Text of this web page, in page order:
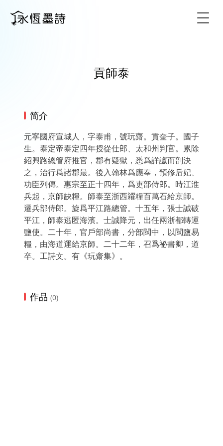
貢師泰
简介
元寧國府宣城人，字泰甫，號玩齋。貢奎子。國子
生。泰定帝泰定四年授從仕郎、太和州判官。累除
紹興路總管府推官，郡有疑獄，悉爲詳讞而剖決
之，治行爲諸郡最。後入翰林爲應奉，預修后妃、
功臣列傳。惠宗至正十四年，爲吏部侍郎。時江淮
兵起，京師缺糧。師泰至浙西糴糧百萬石給京師。
遷兵部侍郎。旋爲平江路總管。十五年，張士誠破
平江，師泰逃匿海濱。士誠降元，出任兩浙都轉運
鹽使。二十年，官戶部尚書，分部閩中，以閩鹽易
糧，由海道運給京師。二十二年，召爲祕書卿，道
卒。工詩文。有《玩齋集》。
作品 (0)